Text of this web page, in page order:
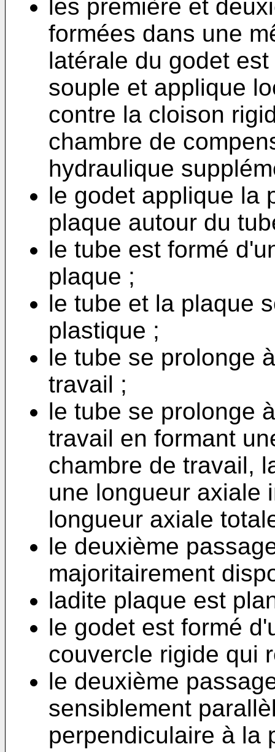
les première et
formées dans une
latérale du godet
souple et applique
contre la cloison
chambre de
hydraulique
le godet applique la
plaque autour du
le tube est formé
plaque ;
le tube et la plaque
plastique ;
le tube se prolonge
travail ;
le tube se prolonge
travail en formant
chambre de travail,
une longueur axiale
longueur axiale
le deuxième
majoritairement
ladite plaque est
le godet est formé
couvercle rigide qui
le deuxième
sensiblement
perpendiculaire à la